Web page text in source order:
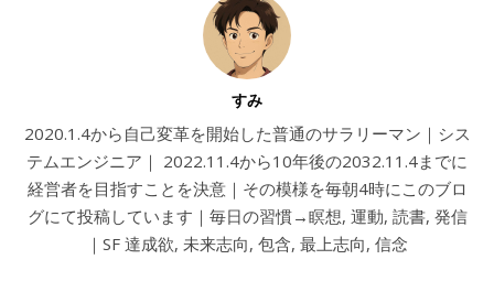
すみ
2020.1.4から自己変革を開始した普通のサラリーマン｜シス
テムエンジニア｜ 2022.11.4から10年後の2032.11.4までに
経営者を目指すことを決意｜その模様を毎朝4時にこのブロ
グにて投稿しています｜毎日の習慣→瞑想, 運動, 読書, 発信
｜SF 達成欲, 未来志向, 包含, 最上志向, 信念